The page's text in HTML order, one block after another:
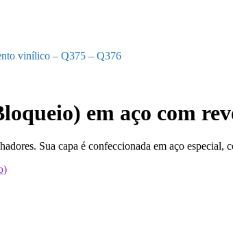
vinílico – Q375 – Q376
em aço com
Sua capa é confeccionada em aço